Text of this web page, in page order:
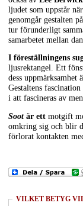
ljudet som uppstår
genomgår gestalten
tur förunderligt
samarbetet mellan
I föreställningens
ljusrektangel. Ett
dess uppmärksamhet
Gestaltens
i att fascineras av
Sootär ett motgift
omkring sig och blir
förlorat kontakten
VILKET BETYG